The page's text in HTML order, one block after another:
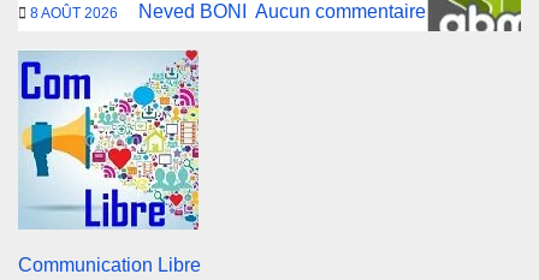
8 AOÛT 2026 Neved BONI Aucun commentaire
Communication Libre